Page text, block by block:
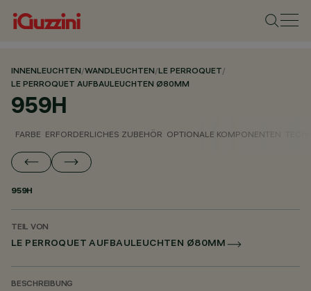
INNENLEUCHTEN/WANDLEUCHTEN/LE PERROQUET/
LE PERROQUET AUFBAULEUCHTEN Ø80MM
959H
FARBE ERFORDERLICHES ZUBEHÖR OPTIONALE KOMPONENTEN
959H
TEIL VON
LE PERROQUET AUFBAULEUCHTEN Ø80MM
BESCHREIBUNG